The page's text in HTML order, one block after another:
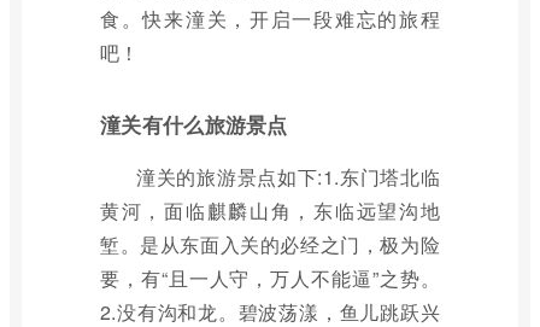
食。快来潼关，开启一段难忘的旅程
吧！
潼关有什么旅游景点
潼关的旅游景点如下:1.东门塔北临
黄河，面临麒麟山角，东临远望沟地
堑。是从东面入关的必经之门，极为险
要，有“且一人守，万人不能逼”之势。
2.没有沟和龙。碧波荡漾，鱼儿跳跃兴